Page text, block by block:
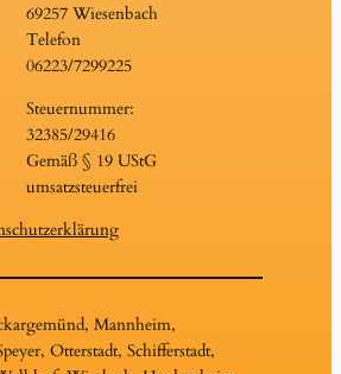
69257 Wiesenbach
Telefon
06223/7299225
Steuernummer:
32385/29416
Gemäß § 19 UStG
umsatzsteuerfrei
Mannheim,
Otterstadt, Schifferstadt,